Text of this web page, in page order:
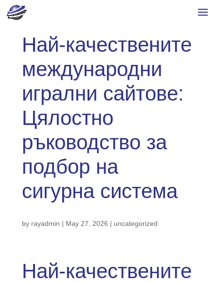
Най-качествените
международни
игрални сайтове:
Цялостно
ръководство за
подбор на
сигурна система
by rayadmin | May 27, 2026 | uncategorized
Най-качествените